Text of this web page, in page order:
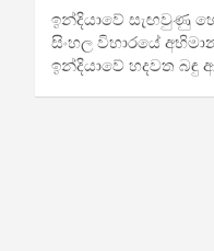
ඉන්දියාවේ සැඟවුණු
සිංහල විහාරයේ
ඉන්දියාවේ හදවත බඳු